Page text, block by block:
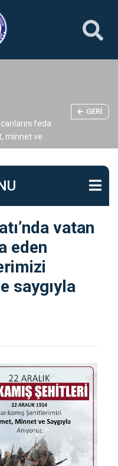
feda
minnet ve
GERI
vatan
eden
saygıyla